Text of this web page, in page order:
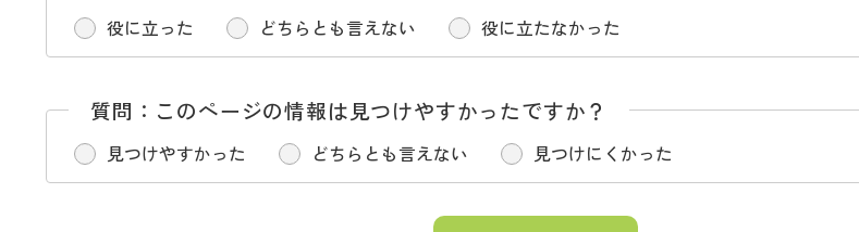
役に立った どちらとも言えない 役に立たなかった
質問：このページの情報は見つけやすかったですか？
見つけやすかった どちらとも言えない 見つけにくかった